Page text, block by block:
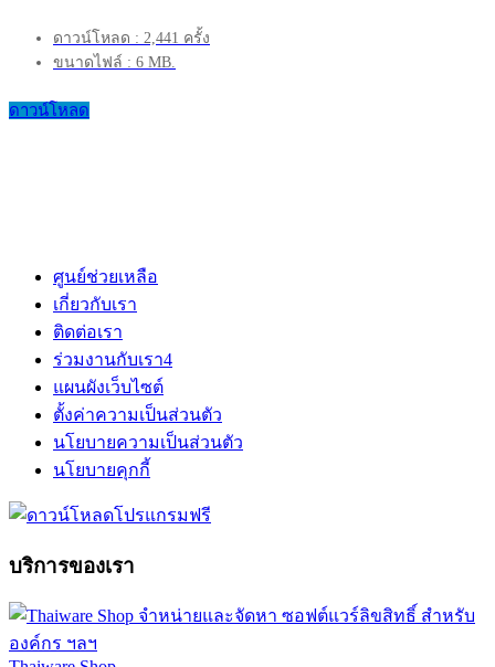
ดาวน์โหลด : 2,441 ครั้ง
ขนาดไฟล์ : 6 MB.
ดาวน์โหลด
ศูนย์ช่วยเหลือ
เกี่ยวกับเรา
ติดต่อเรา
ร่วมงานกับเรา4
แผนผังเว็บไซต์
ตั้งค่าความเป็นส่วนตัว
นโยบายความเป็นส่วนตัว
นโยบายคุกกี้
บริการของเรา